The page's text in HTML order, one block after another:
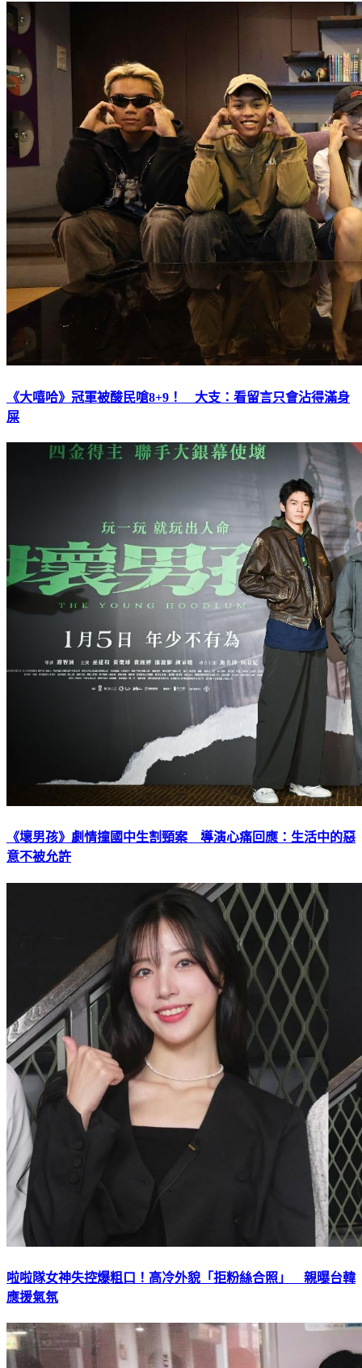
《大嘻哈》冠軍被酸民嗆8+9！ 大支：看留言只會沾得滿身
屎
《壞男孩》劇情撞國中生割頸案 導演心痛回應：生活中的惡
意不被允許
啦啦隊女神失控爆粗口！高冷外貌「拒粉絲合照」 親曝台韓
應援氣氛